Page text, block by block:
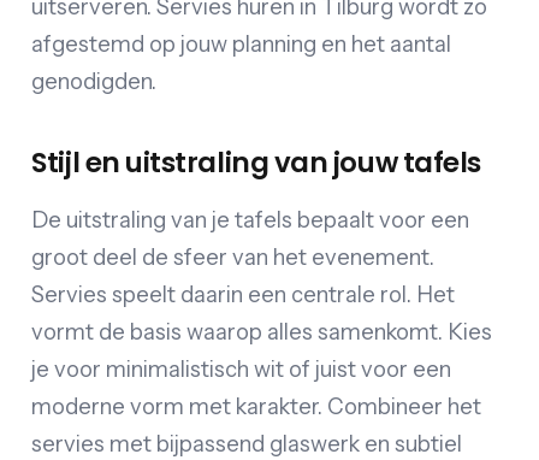
uitserveren. Servies huren in Tilburg wordt zo
afgestemd op jouw planning en het aantal
genodigden.
Stijl en uitstraling van jouw tafels
De uitstraling van je tafels bepaalt voor een
groot deel de sfeer van het evenement.
Servies speelt daarin een centrale rol. Het
vormt de basis waarop alles samenkomt. Kies
je voor minimalistisch wit of juist voor een
moderne vorm met karakter. Combineer het
servies met bijpassend glaswerk en subtiel